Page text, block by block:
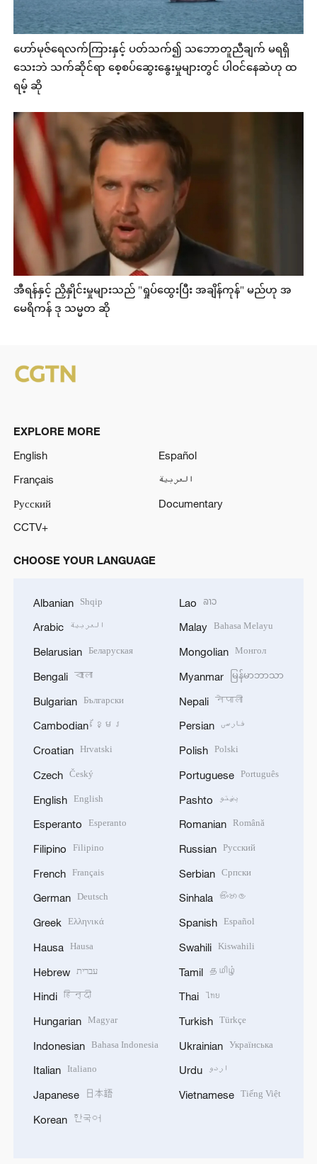
ဟော်မုဇ်ရေလက်ကြားနှင့် ပတ်သက်၍ သဘောတူညီချက် မရရှိ
သေးဘဲ သက်ဆိုင်ရာ စေ့စပ်ဆွေးနွေးမှုများတွင် ပါဝင်နေဆဲဟု ထ
ရမ့် ဆို
အီရန်နှင့် ညှိနှိုင်းမှုများသည် "ရှုပ်ထွေးပြီး အချိန်ကုန်" မည်ဟု အ
မေရိကန် ဒု သမ္မတ ဆို
EXPLORE MORE
English
Español
Français
العربية
Русский
Documentary
CCTV+
CHOOSE YOUR LANGUAGE
Albanian Shqip
Arabic العربية
Belarusian Беларуская
Bengali বাংলা
Bulgarian Български
Cambodian ខ្មែរ
Croatian Hrvatski
Czech Český
English English
Esperanto Esperanto
Filipino Filipino
French Français
German Deutsch
Greek Ελληνικά
Hausa Hausa
Hebrew עברית
Hindi हिन्दी
Hungarian Magyar
Indonesian Bahasa Indonesia
Italian Italiano
Japanese 日本語
Korean 한국어
Lao ລາວ
Malay Bahasa Melayu
Mongolian Монгол
Myanmar မြန်မာဘာသာ
Nepali नेपाली
Persian فارسی
Polish Polski
Portuguese Português
Pashto پښتو
Romanian Română
Russian Русский
Serbian Српски
Sinhala සිංහල
Spanish Español
Swahili Kiswahili
Tamil தமிழ்
Thai ไทย
Turkish Türkçe
Ukrainian Українська
Urdu اردو
Vietnamese Tiếng Việt